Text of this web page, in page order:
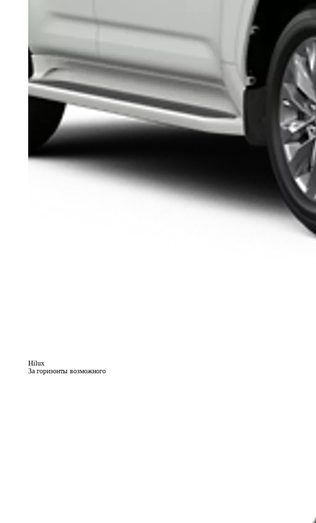
Hilux
За горизонты возможного